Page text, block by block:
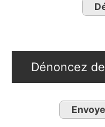
Dénoncez